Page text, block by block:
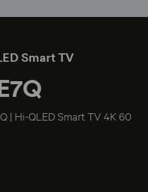
Smart TV
| Hi-QLED Smart TV 4K 60